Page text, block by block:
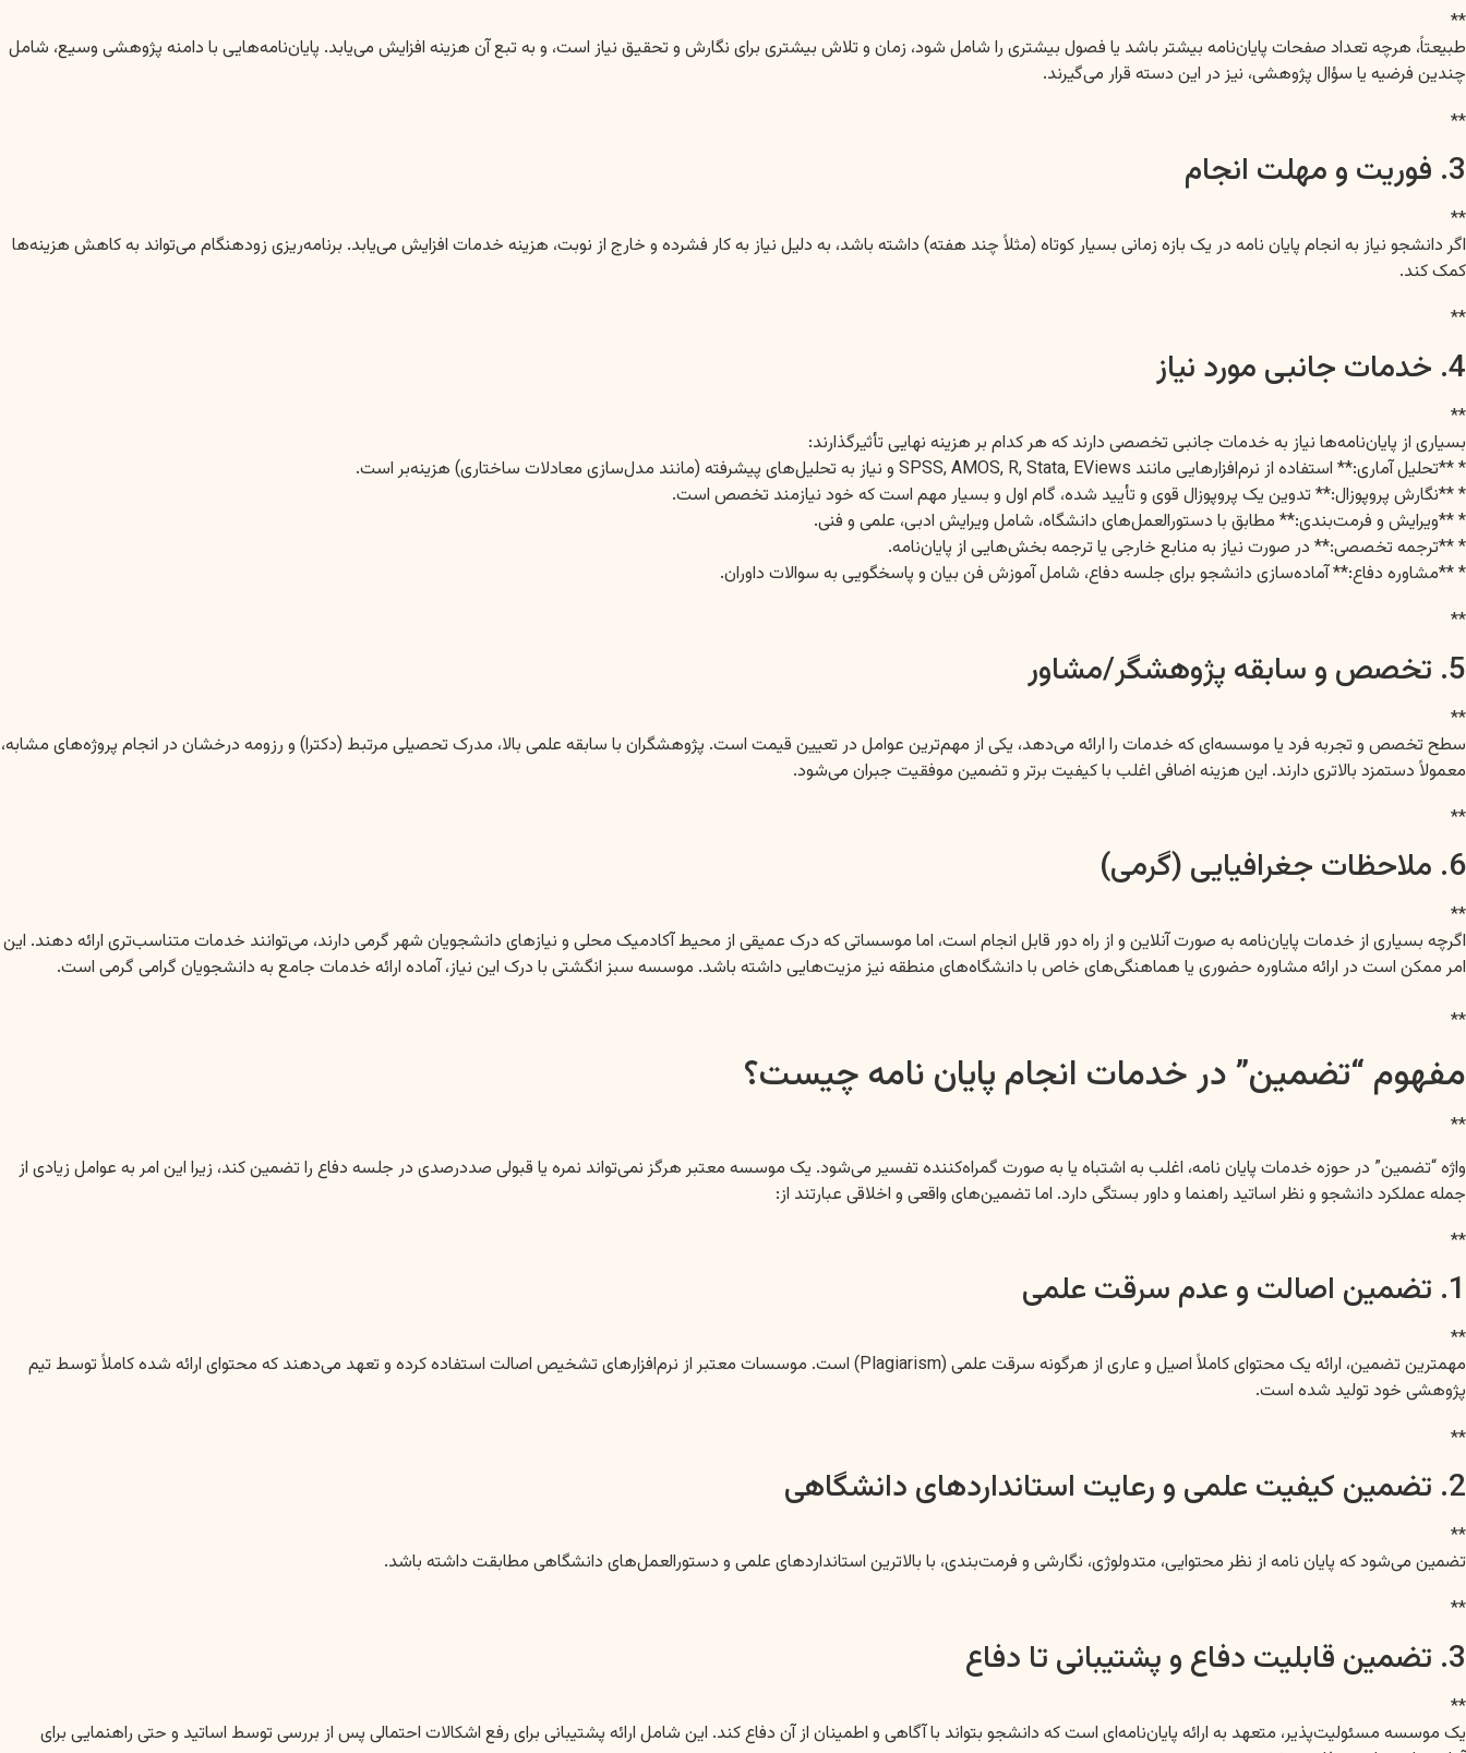
**
طبیعتاً، هرچه تعداد صفحات پایان‌نامه بیشتر باشد یا فصول بیشتری را شامل شود، زمان و تلاش بیشتری برای نگارش و تحقیق نیاز است، و به تبع آن هزینه افزایش می‌یابد. پایان‌نامه‌هایی با دامنه پژوهشی وسیع، شامل
چندین فرضیه یا سؤال پژوهشی، نیز در این دسته قرار می‌گیرند.
**
3. فوریت و مهلت انجام
**
اگر دانشجو نیاز به انجام پایان نامه در یک بازه زمانی بسیار کوتاه (مثلاً چند هفته) داشته باشد، به دلیل نیاز به کار فشرده و خارج از نوبت، هزینه خدمات افزایش می‌یابد. برنامه‌ریزی زودهنگام می‌تواند به کاهش هزینه‌ها
کمک کند.
**
4. خدمات جانبی مورد نیاز
**
بسیاری از پایان‌نامه‌ها نیاز به خدمات جانبی تخصصی دارند که هر کدام بر هزینه نهایی تأثیرگذارند:
* **تحلیل آماری:** استفاده از نرم‌افزارهایی مانند SPSS, AMOS, R, Stata, EViews و نیاز به تحلیل‌های پیشرفته (مانند مدل‌سازی معادلات ساختاری) هزینه‌بر است.
* **نگارش پروپوزال:** تدوین یک پروپوزال قوی و تأیید شده، گام اول و بسیار مهم است که خود نیازمند تخصص است.
* **ویرایش و فرمت‌بندی:** مطابق با دستورالعمل‌های دانشگاه، شامل ویرایش ادبی، علمی و فنی.
* **ترجمه تخصصی:** در صورت نیاز به منابع خارجی یا ترجمه بخش‌هایی از پایان‌نامه.
* **مشاوره دفاع:** آماده‌سازی دانشجو برای جلسه دفاع، شامل آموزش فن بیان و پاسخگویی به سوالات داوران.
**
5. تخصص و سابقه پژوهشگر/مشاور
**
سطح تخصص و تجربه فرد یا موسسه‌ای که خدمات را ارائه می‌دهد، یکی از مهم‌ترین عوامل در تعیین قیمت است. پژوهشگران با سابقه علمی بالا، مدرک تحصیلی مرتبط (دکترا) و رزومه درخشان در انجام پروژه‌های مشابه،
معمولاً دستمزد بالاتری دارند. این هزینه اضافی اغلب با کیفیت برتر و تضمین موفقیت جبران می‌شود.
**
6. ملاحظات جغرافیایی (گرمی)
**
اگرچه بسیاری از خدمات پایان‌نامه به صورت آنلاین و از راه دور قابل انجام است، اما موسساتی که درک عمیقی از محیط آکادمیک محلی و نیازهای دانشجویان شهر گرمی دارند، می‌توانند خدمات متناسب‌تری ارائه دهند. این
امر ممکن است در ارائه مشاوره حضوری یا هماهنگی‌های خاص با دانشگاه‌های منطقه نیز مزیت‌هایی داشته باشد. موسسه سبز انگشتی با درک این نیاز، آماده ارائه خدمات جامع به دانشجویان گرامی گرمی است.
**
مفهوم “تضمین” در خدمات انجام پایان نامه چیست؟
**
واژه “تضمین” در حوزه خدمات پایان نامه، اغلب به اشتباه یا به صورت گمراه‌کننده تفسیر می‌شود. یک موسسه معتبر هرگز نمی‌تواند نمره یا قبولی صددرصدی در جلسه دفاع را تضمین کند، زیرا این امر به عوامل زیادی از
جمله عملکرد دانشجو و نظر اساتید راهنما و داور بستگی دارد. اما تضمین‌های واقعی و اخلاقی عبارتند از:
**
1. تضمین اصالت و عدم سرقت علمی
**
مهمترین تضمین، ارائه یک محتوای کاملاً اصیل و عاری از هرگونه سرقت علمی (Plagiarism) است. موسسات معتبر از نرم‌افزارهای تشخیص اصالت استفاده کرده و تعهد می‌دهند که محتوای ارائه شده کاملاً توسط تیم
پژوهشی خود تولید شده است.
**
2. تضمین کیفیت علمی و رعایت استانداردهای دانشگاهی
**
تضمین می‌شود که پایان نامه از نظر محتوایی، متدولوژی، نگارشی و فرمت‌بندی، با بالاترین استانداردهای علمی و دستورالعمل‌های دانشگاهی مطابقت داشته باشد.
**
3. تضمین قابلیت دفاع و پشتیبانی تا دفاع
**
یک موسسه مسئولیت‌پذیر، متعهد به ارائه پایان‌نامه‌ای است که دانشجو بتواند با آگاهی و اطمینان از آن دفاع کند. این شامل ارائه پشتیبانی برای رفع اشکالات احتمالی پس از بررسی توسط اساتید و حتی راهنمایی برای